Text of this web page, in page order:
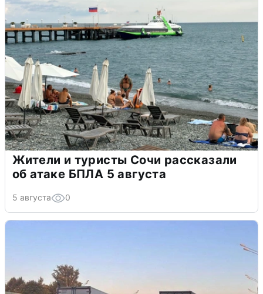
Жители и туристы Сочи рассказали
об атаке БПЛА 5 августа
5 августа 0